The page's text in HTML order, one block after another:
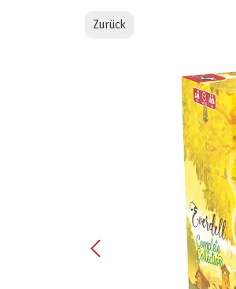
Zurück
Bildergalerie überspringen